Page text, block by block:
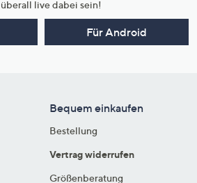
live dabei sein!
Für Android
Bequem einkaufen
Bestellung
Vertrag widerrufen
Größenberatung